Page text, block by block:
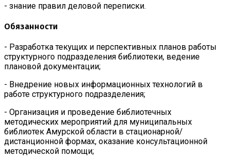
- знание правил деловой переписки.
Обязанности
- Разработка текущих и перспективных планов работы
структурного подразделения библиотеки, ведение
плановой документации;
- Внедрение новых информационных технологий в
работе структурного подразделения;
- Организация и проведение библиотечных
методических мероприятий для муниципальных
библиотек Амурской области в стационарной/
дистанционной формах, оказание консультационной
методической помощи;